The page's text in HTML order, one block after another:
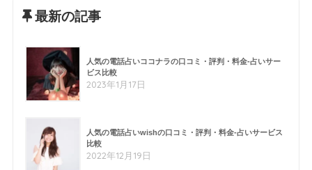
最新の記事
人気の電話占いココナラの口コミ・評判・料金-占いサー
ビス比較
2023年1月17日
人気の電話占いwishの口コミ・評判・料金-占いサービス
比較
2022年12月19日